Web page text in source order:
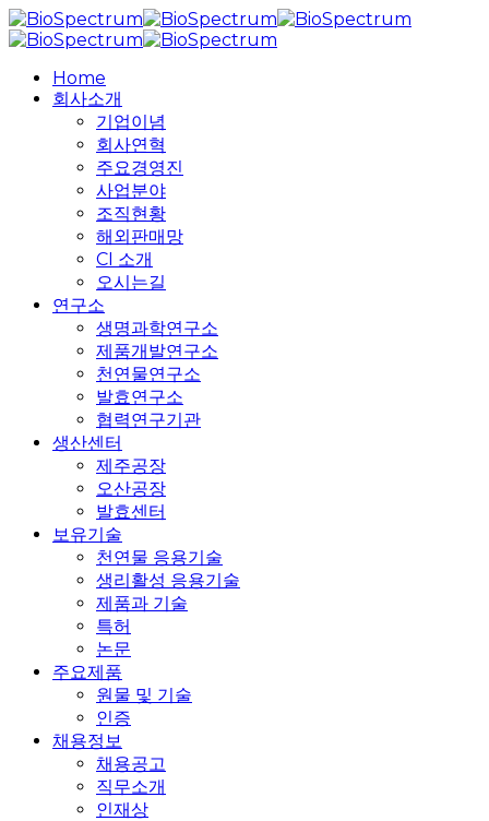
Skip
to
content
search
MenuHome
회사소개
기업이념
회사연혁
주요경영진
사업분야
조직현황
해외판매망
CI 소개
오시는길
연구소
생명과학연구소
제품개발연구소
천연물연구소
발효연구소
협력연구기관
생산센터
제주공장
오산공장
발효센터
보유기술
천연물 응용기술
생리활성 응용기술
제품과 기술
특허
논문
주요제품
원물 및 기술
인증
채용정보
채용공고
직무소개
인재상